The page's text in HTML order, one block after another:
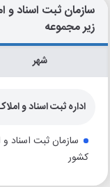
سازمان ثبت اسناد
زیر مجموعه
شهر
اداره ثبت اسناد و
سازمان ثبت اسناد و
کشور